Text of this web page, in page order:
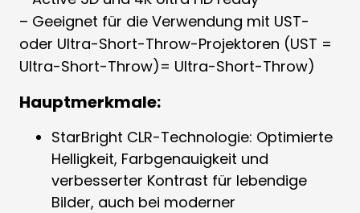
– Geeignet für die Verwendung mit UST-
oder Ultra-Short-Throw-Projektoren (UST =
Ultra-Short-Throw)= Ultra-Short-Throw)
Hauptmerkmale:
StarBright CLR-Technologie: Optimierte
Helligkeit, Farbgenauigkeit und
verbesserter Kontrast für lebendige
Bilder, auch bei moderner